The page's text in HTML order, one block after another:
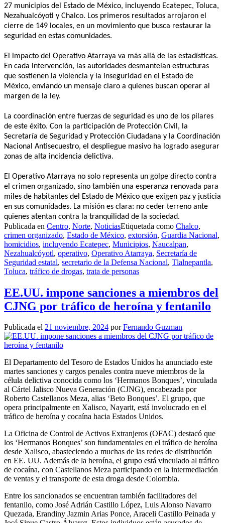
27 municipios del Estado de México, incluyendo Ecatepec, Toluca,
Nezahualcóyotl y Chalco. Los primeros resultados arrojaron el
cierre de 149 locales, en un movimiento que busca restaurar la
seguridad en estas comunidades.
El impacto del Operativo Atarraya va más allá de las estadísticas.
En cada intervención, las autoridades desmantelan estructuras
que sostienen la violencia y la inseguridad en el Estado de
México, enviando un mensaje claro a quienes buscan operar al
margen de la ley.
La coordinación entre fuerzas de seguridad es uno de los pilares
de este éxito. Con la participación de Protección Civil, la
Secretaría de Seguridad y Protección Ciudadana y la Coordinación
Nacional Antisecuestro, el despliegue masivo ha logrado asegurar
zonas de alta incidencia delictiva.
El Operativo Atarraya no solo representa un golpe directo contra
el crimen organizado, sino también una esperanza renovada para
miles de habitantes del Estado de México que exigen paz y justicia
en sus comunidades. La misión es clara: no ceder terreno ante
quienes atentan contra la tranquilidad de la sociedad.
Publicada en Centro, Norte, NoticiasEtiquetada como Chalco,
crimen organizado, Estado de México, extorsión, Guardia Nacional,
homicidios, incluyendo Ecatepec, Municipios, Naucalpan,
Nezahualcóyotl, operativo, Operativo Atarraya, Secretaría de
Seguridad estatal, secretario de la Defensa Nacional, Tlalnepantla,
Toluca, tráfico de drogas, trata de personas
EE.UU. impone sanciones a miembros del
CJNG por tráfico de heroína y fentanilo
Publicada el 21 noviembre, 2024 porFernando Guzman
El Departamento del Tesoro de Estados Unidos ha anunciado este
martes sanciones y cargos penales contra nueve miembros de la
célula delictiva conocida como los ‘Hermanos Bonques’, vinculada
al Cártel Jalisco Nueva Generación (CJNG), encabezada por
Roberto Castellanos Meza, alias ‘Beto Bonques’. El grupo, que
opera principalmente en Xalisco, Nayarit, está involucrado en el
tráfico de heroína y cocaína hacia Estados Unidos.
La Oficina de Control de Activos Extranjeros (OFAC) destacó que
los ‘Hermanos Bonques’ son fundamentales en el tráfico de heroína
desde Xalisco, abasteciendo a muchas de las redes de distribución
en EE. UU. Además de la heroína, el grupo está vinculado al tráfico
de cocaína, con Castellanos Meza participando en la intermediación
de ventas y el transporte de esta droga desde Colombia.
Entre los sancionados se encuentran también facilitadores del
fentanilo, como José Adrián Castillo López, Luis Alonso Navarro
Quezada, Erandiny Jazmin Arias Ponce, Araceli Castillo Peinada y